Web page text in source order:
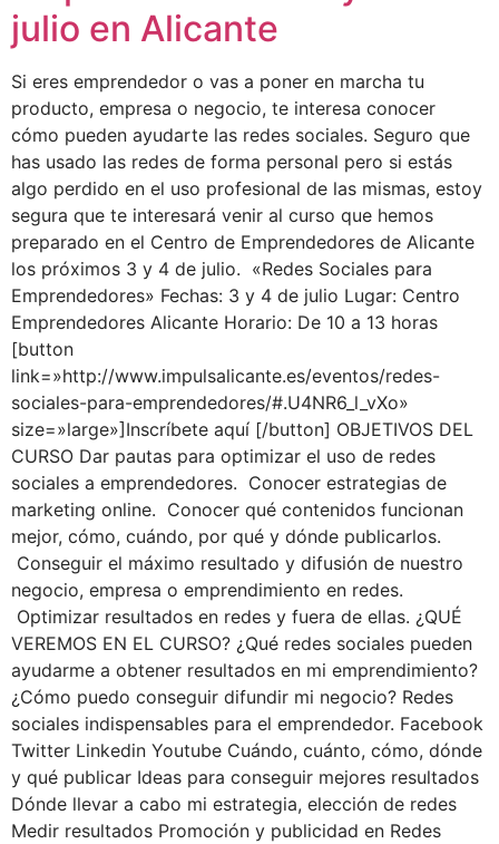
julio en Alicante
Si eres emprendedor o vas a poner en marcha tu
producto, empresa o negocio, te interesa conocer
cómo pueden ayudarte las redes sociales. Seguro que
has usado las redes de forma personal pero si estás
algo perdido en el uso profesional de las mismas, estoy
segura que te interesará venir al curso que hemos
preparado en el Centro de Emprendedores de Alicante
los próximos 3 y 4 de julio. «Redes Sociales para
Emprendedores» Fechas: 3 y 4 de julio Lugar: Centro
Emprendedores Alicante Horario: De 10 a 13 horas
[button
link=»http://www.impulsalicante.es/eventos/redes-
sociales-para-emprendedores/#.U4NR6_l_vXo»
size=»large»]Inscríbete aquí [/button] OBJETIVOS DEL
CURSO Dar pautas para optimizar el uso de redes
sociales a emprendedores. Conocer estrategias de
marketing online. Conocer qué contenidos funcionan
mejor, cómo, cuándo, por qué y dónde publicarlos.
Conseguir el máximo resultado y difusión de nuestro
negocio, empresa o emprendimiento en redes.
Optimizar resultados en redes y fuera de ellas. ¿QUÉ
VEREMOS EN EL CURSO? ¿Qué redes sociales pueden
ayudarme a obtener resultados en mi emprendimiento?
¿Cómo puedo conseguir difundir mi negocio? Redes
sociales indispensables para el emprendedor. Facebook
Twitter Linkedin Youtube Cuándo, cuánto, cómo, dónde
y qué publicar Ideas para conseguir mejores resultados
Dónde llevar a cabo mi estrategia, elección de redes
Medir resultados Promoción y publicidad en Redes